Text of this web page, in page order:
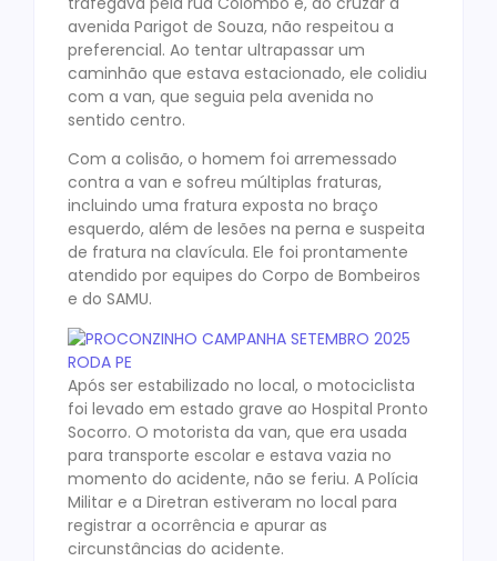
avenida Parigot de Souza, não respeitou a
preferencial. Ao tentar ultrapassar um
caminhão que estava estacionado, ele colidiu
com a van, que seguia pela avenida no
sentido centro.
Com a colisão, o homem foi arremessado
contra a van e sofreu múltiplas fraturas,
incluindo uma fratura exposta no braço
esquerdo, além de lesões na perna e suspeita
de fratura na clavícula. Ele foi prontamente
atendido por equipes do Corpo de Bombeiros
e do SAMU.
Após ser estabilizado no local, o motociclista
foi levado em estado grave ao Hospital Pronto
Socorro. O motorista da van, que era usada
para transporte escolar e estava vazia no
momento do acidente, não se feriu. A Polícia
Militar e a Diretran estiveram no local para
registrar a ocorrência e apurar as
circunstâncias do acidente.